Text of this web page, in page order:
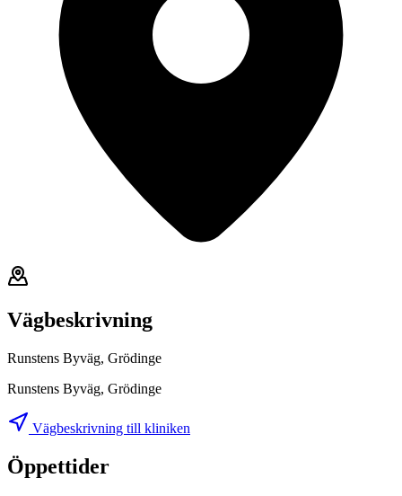
Vägbeskrivning
Runstens Byväg, Grödinge
Runstens Byväg, Grödinge
Vägbeskrivning till kliniken
Öppettider